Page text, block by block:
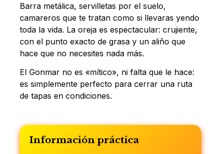
Barra metálica, servilletas por el suelo,
camareros que te tratan como si llevaras yendo
toda la vida. La oreja es espectacular: crujiente,
con el punto exacto de grasa y un aliño que
hace que no necesites nada más.
El Gonmar no es «mítico», ni falta que le hace:
es simplemente perfecto para cerrar una ruta
de tapas en condiciones.
Información práctica